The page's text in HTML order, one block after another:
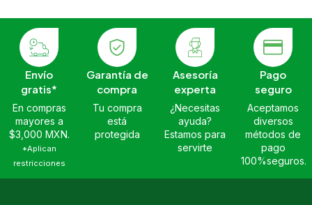
Envío
gratis*
En compras
mayores a
$3,000 MXN.
*Aplican
restricciones
Garantía de
compra
Tu compra
está
protegida
Asesoría
experta
¿Necesitas
ayuda?
Estamos para
servirte
Pago
seguro
Aceptamos
diversos
métodos de
pago
100%seguros.